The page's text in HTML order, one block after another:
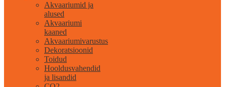
Akvaariumid ja
alused
Akvaariumi
kaaned
Akvaariumivarustus
Dekoratsioonid
Toidud
Hooldusvahendid
ja lisandid